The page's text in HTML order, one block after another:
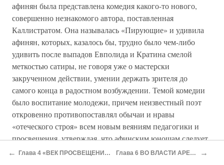
афинян была представлена комедия какого-то нового,
совершенно незнакомого автора, поставленная
Каллистратом. Она называлась «Пирующие» и удивила
афинян, которых, казалось бы, трудно было чем-либо
удивить после выпадов Евполида и Кратина смелой
меткостью сатиры, не говоря уже о мастерски
закрученном действии, умении держать зрителя до
самого конца в радостном возбуждении. Темой комедии
было воспитание молодежи, причем неизвестный поэт
откровенно противопоставлял обычаи и нравы
«отеческого строя» всем новым веяниям педагогики и
просвещения, утверждая, что афинским юношам следует
учить Гомера, а не внимать пустым и развращающим
← Глава 4 «ВЕК ПРОСВЕЩЕНИЯ» Глава 6 ВО ВЛАСТИ АРЕСА →